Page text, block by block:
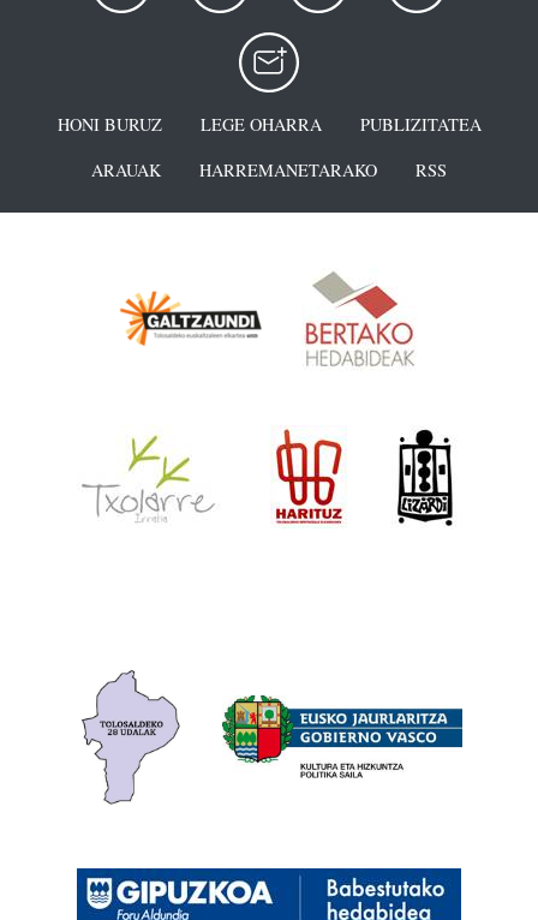
HONI BURUZ LEGE OHARRA
PUBLIZITATEA
ARAUAK
HARREMANETARAKO RSS